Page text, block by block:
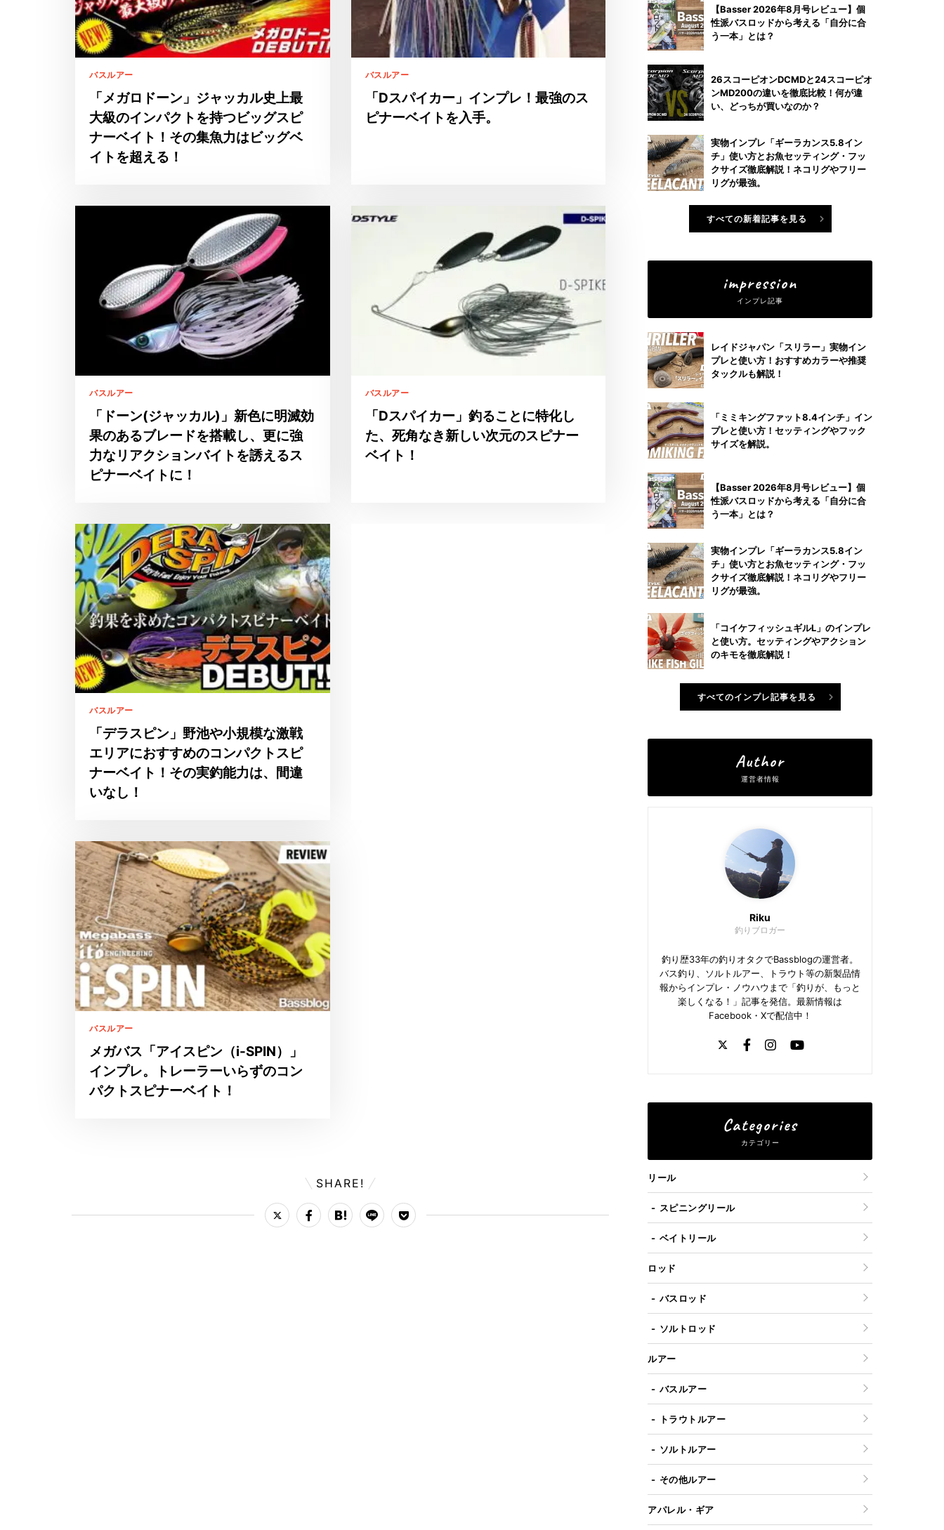
「メガロドーン」ジャッカル史上最
大級のインパクトを持つビッグスピ
ナーベイト！その集魚力はビッグベ
イトを超える！
バスルアー
「Dスパイカー」インプレ！最強のス
ピナーベイトを入手。
バスルアー
「ドーン(ジャッカル)」新色に明滅効
果のあるブレードを搭載し、更に強
力なリアクションバイトを誘えるス
ピナーベイトに！
バスルアー
「Dスパイカー」釣ることに特化し
た、死角なき新しい次元のスピナー
ベイト！
バスルアー
「デラスピン」野池や小規模な激戦
エリアにおすすめのコンパクトスピ
ナーベイト！その実釣能力は、間違
いなし！
バスルアー
メガバス「アイスピン（i-SPIN）」
インプレ。トレーラーいらずのコン
パクトスピナーベイト！
バスルアー
SHARE!
【Basser 2026年8月号レビュー】個
性派バスロッドから考える「自分に合
う一本」とは？
26スコーピオンDCMDと24スコーピオ
ンMD200の違いを徹底比較！何が違
い、どっちが買いなのか？
実物インプレ「ギーラカンス5.8イン
チ」使い方とお魚セッティング・フッ
クサイズ徹底解説！ネコリグやフリー
リグが最強。
すべての新着記事を見る
インプレ記事
impression
レイドジャパン「スリラー」実物イン
プレと使い方！おすすめカラーや推奨
タックルも解説！
「ミミキングファット8.4インチ」イン
プレと使い方！セッティングやフック
サイズを解説。
【Basser 2026年8月号レビュー】個
性派バスロッドから考える「自分に合
う一本」とは？
実物インプレ「ギーラカンス5.8イン
チ」使い方とお魚セッティング・フッ
クサイズ徹底解説！ネコリグやフリー
リグが最強。
「コイケフィッシュギルL」のインプレ
と使い方。セッティングやアクション
のキモを徹底解説！
すべてのインプレ記事を見る
運営者情報
Author
Riku
釣りブロガー
釣り歴33年の釣りオタクでBassblogの運営者。
バス釣り、ソルトルアー、トラウト等の新製品情
報からインプレ・ノウハウまで「釣りが、もっと
楽しくなる！」記事を発信。最新情報は
Facebook・Xで配信中！
カテゴリー
Categories
リール
スピニングリール
ベイトリール
ロッド
バスロッド
ソルトロッド
ルアー
バスルアー
トラウトルアー
ソルトルアー
その他ルアー
アパレル・ギア